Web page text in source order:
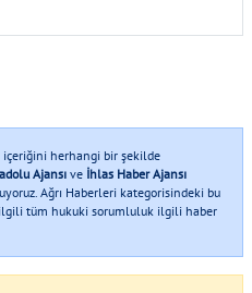
içeriğini herhangi bir şekilde
Ajansıve İhlas Haber Ajansı
Ağrı Haberleri kategorisindeki bu
tüm hukuki sorumluluk ilgili haber